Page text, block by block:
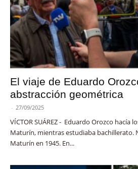
El viaje de Eduardo
abstracción geométrica
- 27/09/2025
VÍCTOR SUÁREZ - Eduardo Orozco hacía
Maturín, mientras estudiaba bachillerato.
Maturín en 1945. En...